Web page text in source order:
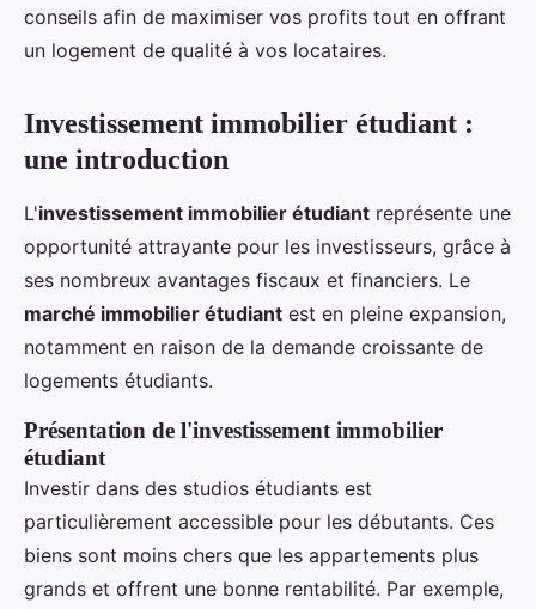
conseils afin de maximiser vos profits tout en offrant
un logement de qualité à vos locataires.
Investissement immobilier étudiant :
une introduction
L'investissement immobilier étudiant représente une
opportunité attrayante pour les investisseurs, grâce à
ses nombreux avantages fiscaux et financiers. Le
marché immobilier étudiant est en pleine expansion,
notamment en raison de la demande croissante de
logements étudiants.
Présentation de l'investissement immobilier
étudiant
Investir dans des studios étudiants est
particulièrement accessible pour les débutants. Ces
biens sont moins chers que les appartements plus
grands et offrent une bonne rentabilité. Par exemple,